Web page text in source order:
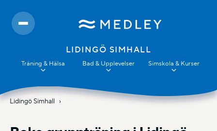
LIDINGÖ SIMHALL
Träning & Hälsa Bad & Upplevelser Simskola & Kurser
Lidingö Simhall